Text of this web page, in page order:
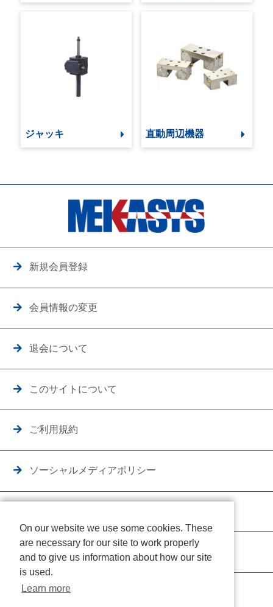
ジャッキ 直動周辺機器
新規会員登録
会員情報の変更
退会について
このサイトについて
ご利用規約
ソーシャルメディアポリシー
クッキーポリシー
On our website we use some cookies. These
are necessary for our site to work properly
and to give us information about how our site
is used.
Learn more